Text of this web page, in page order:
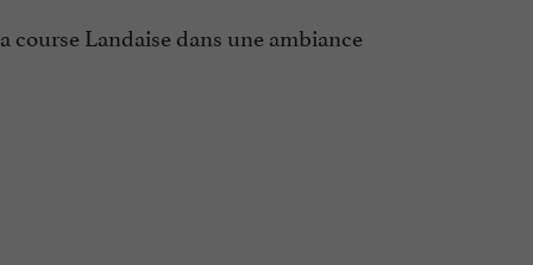
course Landaise dans une ambiance